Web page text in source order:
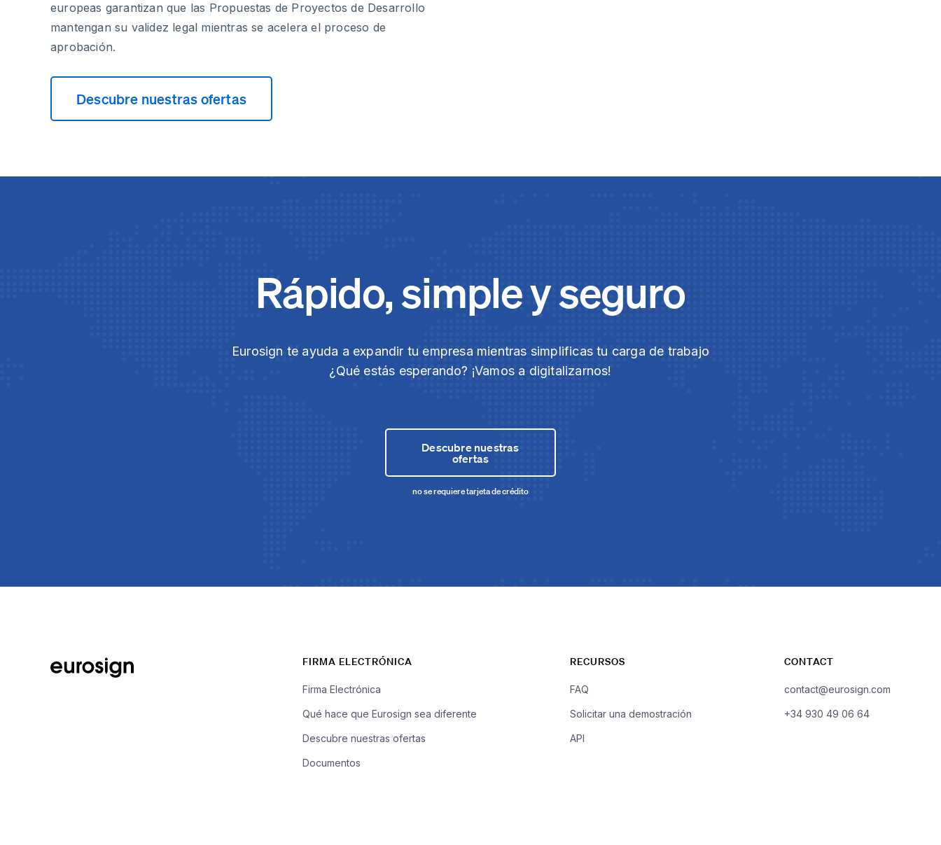
europeas garantizan que las Propuestas de Proyectos de Desarrollo
mantengan su validez legal mientras se acelera el proceso de
aprobación.
Descubre nuestras ofertas
Rápido, simple y seguro
Eurosign te ayuda a expandir tu empresa mientras simplificas tu carga de trabajo
¿Qué estás esperando? ¡Vamos a digitalizarnos!
Descubre nuestras
ofertas
no se requiere tarjeta de crédito
FIRMA ELECTRÓNICA
Firma Electrónica
Qué hace que Eurosign sea diferente
Descubre nuestras ofertas
Documentos
RECURSOS
FAQ
Solicitar una demostración
API
CONTACT
contact@eurosign.com
+34 930 49 06 64